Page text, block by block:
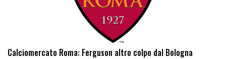
Calciomercato Roma: Ferguson altro colpo dal Bologna